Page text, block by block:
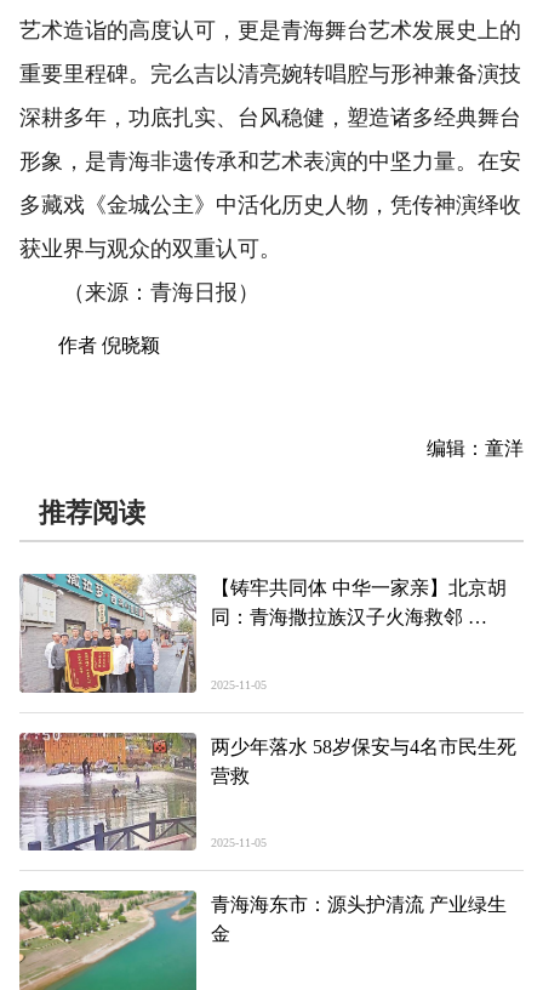
艺术造诣的高度认可，更是青海舞台艺术发展史上的
重要里程碑。完么吉以清亮婉转唱腔与形神兼备演技
深耕多年，功底扎实、台风稳健，塑造诸多经典舞台
形象，是青海非遗传承和艺术表演的中坚力量。在安
多藏戏《金城公主》中活化历史人物，凭传神演绎收
获业界与观众的双重认可。
（来源：青海日报）
作者 倪晓颖
编辑：童洋
推荐阅读
【铸牢共同体 中华一家亲】北京胡
同：青海撒拉族汉子火海救邻
2025-11-05
两少年落水 58岁保安与4名市民生死
营救
2025-11-05
青海海东市：源头护清流 产业绿生
金